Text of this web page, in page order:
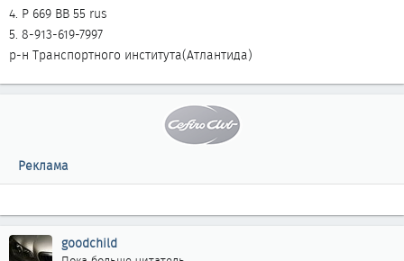
4. Р 669 ВВ 55 rus
5. 8-913-619-7997
р-н Транспортного института(Атлантида)
Реклама
goodchild